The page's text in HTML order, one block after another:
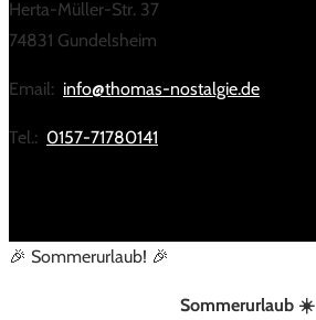
Herta-Müller-Str. 37
74831 Gundelsheim
Email: info@thomas-nostalgie.de
Tel.: 0157-71780141
🎉 Sommerurlaub! 🎉
Sommerurlaub ☀️